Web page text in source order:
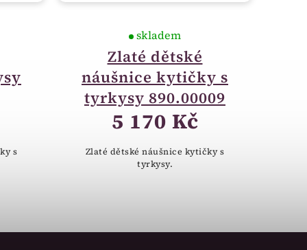
s
Zlaté dětské
náušnice kytičky s
tyrkysy 890.00009
skladem
5 170 Kč
Zlaté dětské náušnice kytičky s
tyrkysy.